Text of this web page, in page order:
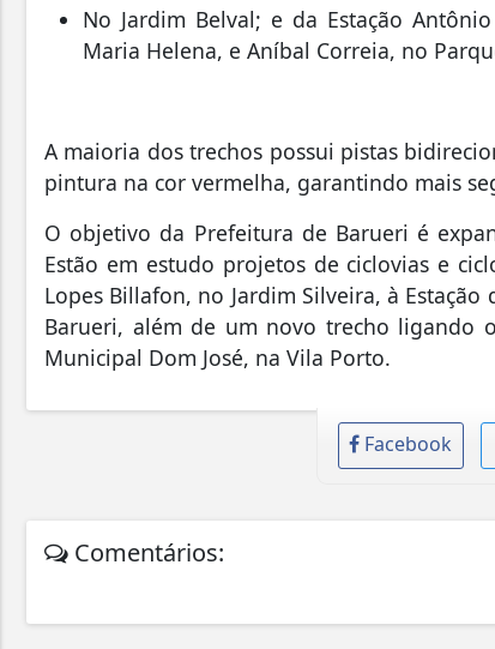
No Jardim Belval; e da Estação
Maria Helena, e Aníbal Correia, no
A maioria dos trechos possui pistas
pintura na cor vermelha, garantindo mais
O objetivo da Prefeitura de Barueri é
Estão em estudo projetos de ciclovias e
Lopes Billafon, no Jardim Silveira, à
Barueri, além de um novo trecho ligando
Municipal Dom José, na Vila Porto.
Facebook
Comentários: